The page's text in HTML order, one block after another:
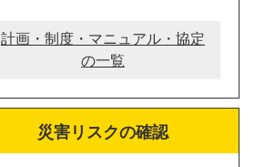
計画・制度・マニュアル・協定
の一覧
災害リスクの確認